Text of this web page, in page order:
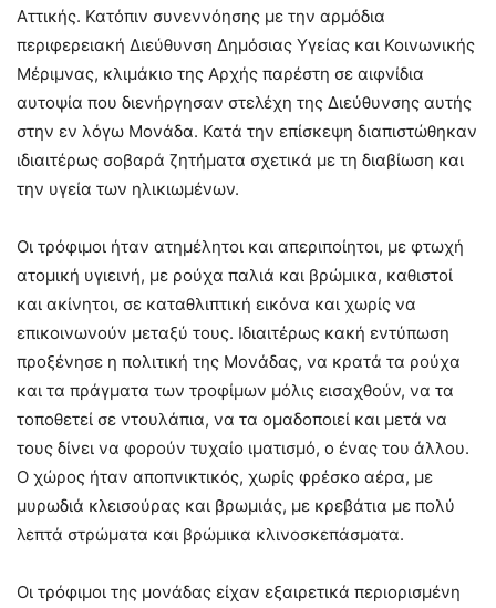
Αττικής. Κατόπιν συνεννόησης με την αρμόδια
περιφερειακή Διεύθυνση Δημόσιας Υγείας και Κοινωνικής
Μέριμνας, κλιμάκιο της Αρχής παρέστη σε αιφνίδια
αυτοψία που διενήργησαν στελέχη της Διεύθυνσης αυτής
στην εν λόγω Μονάδα. Κατά την επίσκεψη διαπιστώθηκαν
ιδιαιτέρως σοβαρά ζητήματα σχετικά με τη διαβίωση και
την υγεία των ηλικιωμένων.
Οι τρόφιμοι ήταν ατημέλητοι και απεριποίητοι, με φτωχή
ατομική υγιεινή, με ρούχα παλιά και βρώμικα, καθιστοί
και ακίνητοι, σε καταθλιπτική εικόνα και χωρίς να
επικοινωνούν μεταξύ τους. Ιδιαιτέρως κακή εντύπωση
προξένησε η πολιτική της Μονάδας, να κρατά τα ρούχα
και τα πράγματα των τροφίμων μόλις εισαχθούν, να τα
τοποθετεί σε ντουλάπια, να τα ομαδοποιεί και μετά να
τους δίνει να φορούν τυχαίο ιματισμό, ο ένας του άλλου.
Ο χώρος ήταν αποπνικτικός, χωρίς φρέσκο αέρα, με
μυρωδιά κλεισούρας και βρωμιάς, με κρεβάτια με πολύ
λεπτά στρώματα και βρώμικα κλινοσκεπάσματα.
Οι τρόφιμοι της μονάδας είχαν εξαιρετικά περιορισμένη